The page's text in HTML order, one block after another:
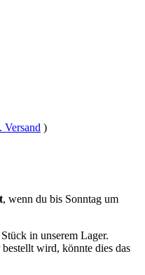
Versand )
, wenn du bis Sonntag um
in unserem Lager.
wird, könnte dies das